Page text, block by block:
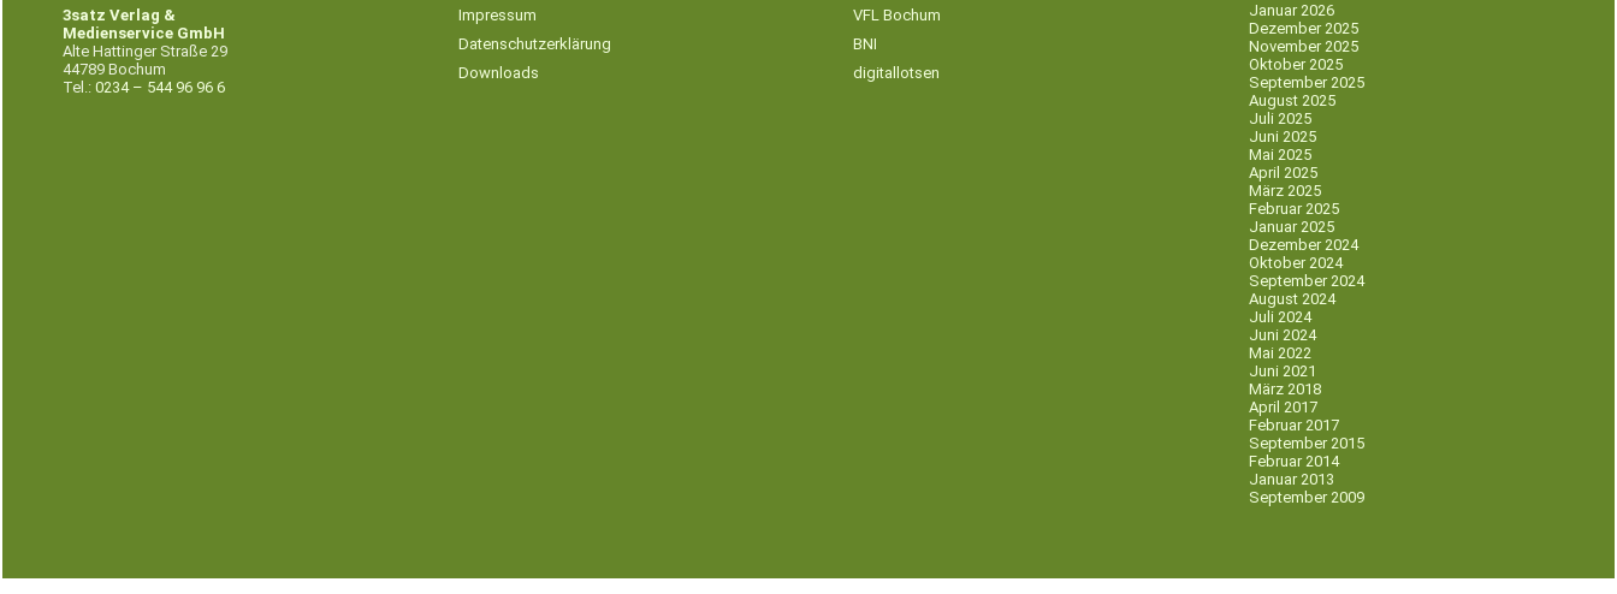
3satz Verlag &
Medienservice GmbH
Alte Hattinger Straße 29
44789 Bochum
Tel.: 0234 – 544 96 96 6
Impressum
Datenschutzerklärung
Downloads
VFL Bochum
BNI
digitallotsen
Januar 2026
Dezember 2025
November 2025
Oktober 2025
September 2025
August 2025
Juli 2025
Juni 2025
Mai 2025
April 2025
März 2025
Februar 2025
Januar 2025
Dezember 2024
Oktober 2024
September 2024
August 2024
Juli 2024
Juni 2024
Mai 2022
Juni 2021
März 2018
April 2017
Februar 2017
September 2015
Februar 2014
Januar 2013
September 2009